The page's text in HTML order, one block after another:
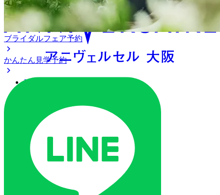
アクセス
ご列席の皆様へ
トピックス
ご予約・お問い合わせ
ブライダルフェア
ブライダルフェア一覧
ブライダルフェア予約
かんたん見学予約